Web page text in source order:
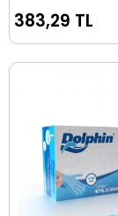
383,29 TL